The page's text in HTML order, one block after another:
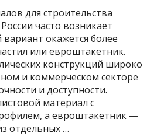
для строительства
часто возникает
окажется более
или евроштакетник.
конструкций широко
и коммерческом секторе
и доступности.
материал с
а евроштакетник —
отдельных …